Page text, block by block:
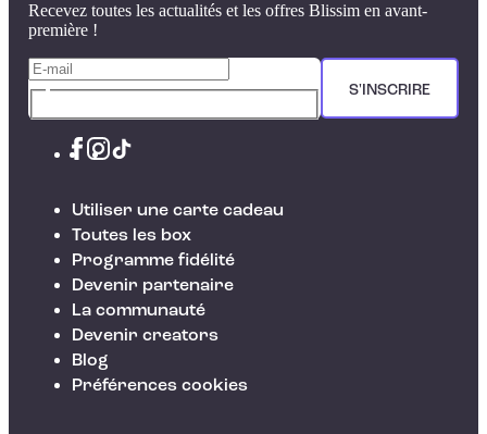
Recevez toutes les actualités et les offres Blissim en avant-
première !
S'INSCRIRE
Utiliser une carte cadeau
Toutes les box
Programme fidélité
Devenir partenaire
La communauté
Devenir creators
Blog
Préférences cookies